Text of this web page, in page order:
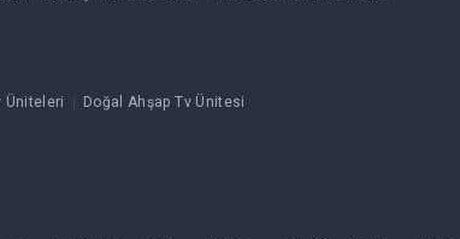
Üniteleri Doğal Ahşap Tv Ünitesi